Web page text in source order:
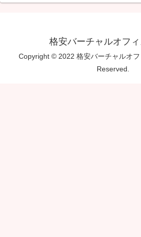
格安バーチャルオフ
Copyright © 2022 格安バーチャルオ
Reserved.